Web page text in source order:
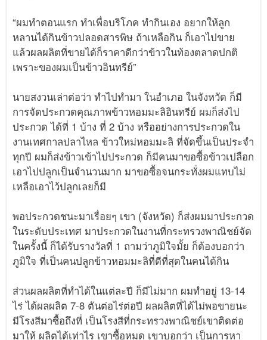
“ผมทำตอนแรก ทำเพื่อบริโภค ทำกินเอง อยากให้ลูก
หลานได้กินข้าวปลอดสารพิษ ถ้าเหลือกิน ก็เอาไปขาย
แล้วผลผลิตที่ขายได้ก็ราคาดีกว่าข้าวในท้องตลาดปกติ
เพราะของผมเป็นข้าวอินทรีย์”
นายสงวนเล่าต่อว่า ทำไปทำมา ในอำเภอ ในจังหวัด ก็มี
การจัดประกวดคุณภาพข้าวหอมมะลิอินทรีย์ ผมก็ส่งไป
ประกวด ได้ที่ 1 บ้าง ที่ 2 บ้าง หรืออย่างการประกวดใน
งานเทศกาลปลาไหล ข้าวใหม่หอมมะลิ ที่จัดขึ้นเป็นประจำ
ทุกปี ผมก็ส่งข้าวเข้าไปประกวด ก็มีคนมาขอซื้อข้าวเปลือก
เอาไปปลูกเป็นจำนวนมาก มาขอซื้อจนกระทั่งผมแทบไม่
เหลือเอาไว้ปลูกเลยก็มี
พอประกวดชนะมาเรื่อยๆ เขา (จังหวัด) ก็ส่งผมมาประกวด
ในระดับประเทศ มาประกวดในงานที่กระทรวงพาณิชย์จัด
ในครั้งนี้ ก็ได้รับรางวัลที่ 1 ถามว่าภูมิใจมั้ย ก็ต้องบอกว่า
ภูมิใจ ที่เป็นคนปลูกข้าวหอมมะลิที่ดีที่สุดในคนได้กิน
ส่วนผลผลิตที่ทำได้ในแต่ละปี ก็มีไม่มาก ผมทำอยู่ 13-14
ไร่ ได้ผลผลิต 7-8 ตันต่อไร่ต่อปี ผลผลิตที่ได้ไม่พอขายนะ
มีโรงสีมาซื้อถึงที่ เป็นโรงสีที่กระทรวงพาณิชย์เขาติดต่อ
มาให้ ผลิตได้เท่าไร เขาซื้อหมด เขาบอกว่า เป็นการหา